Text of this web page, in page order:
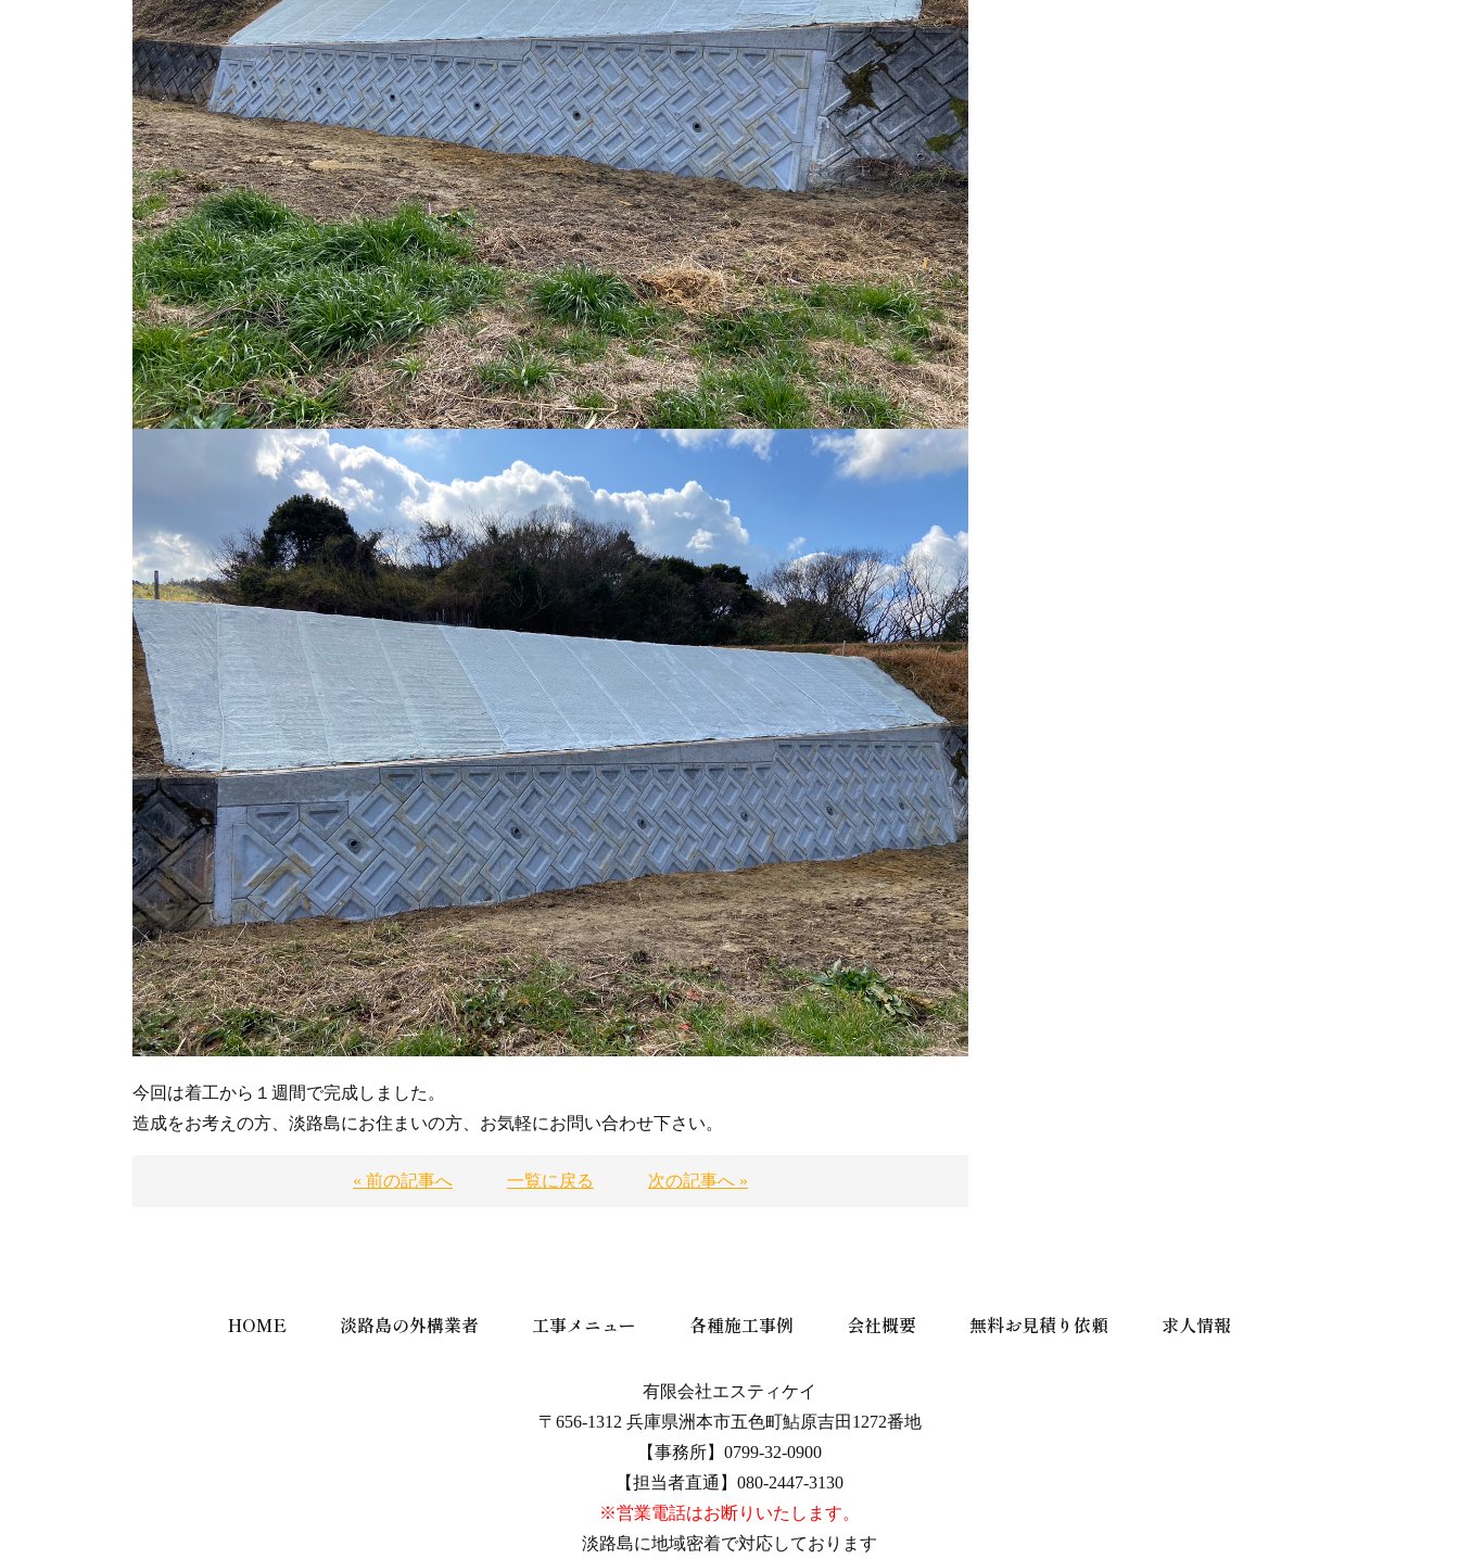
今回は着工から１週間で完成しました。
造成をお考えの方、淡路島にお住まいの方、お気軽にお問い合わせ下さい。
« 前の記事へ 一覧に戻る 次の記事へ »
HOME 淡路島の外構業者 工事メニュー 各種施工事例 会社概要 無料お見積り依頼 求人情報
有限会社エスティケイ
〒656-1312 兵庫県洲本市五色町鮎原吉田1272番地
【事務所】0799-32-0900
【担当者直通】080-2447-3130
※営業電話はお断りいたします。
淡路島に地域密着で対応しております